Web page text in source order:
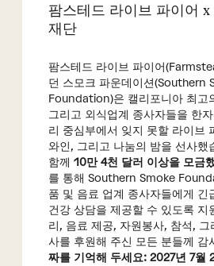
팜스테드 라이브 파이어 x
재단
팜스테드 라이브 파이어
던 스모크 파운데이션(Southern
Foundation)은 캘리포니아 최고
그리고 외식업계 종사자들을 한
리 중심부에서 잊지 못할 라이브
와인, 그리고 나눔의 밤을 선사했
함께 10만 4천 달러 이상을 모금
를 통해 Southern Smoke
품 및 음료 업계 종사자들에게 긴
건강 상담을 제공할 수 있도록 지
리, 음료 제공, 자원봉사, 참석, 그
사를 후원해 주신 모든 분들께 감
짜를 기억해 두세요: 2027년 7월